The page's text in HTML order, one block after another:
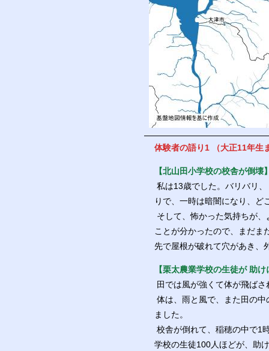
体験者の語り1 （大正11年生
【北山田小学校の校舎が倒壊
私は13歳でした。バリバリ
りで、一時は暗闇になり、ど
そして、怖かった気持ちが
ことが分かったので、まだま
先で屋根が破れて穴があき、
【栗太農業学校の生徒が 助
田では風が強くて体が飛ば
体は、雨と風で、また田の
ました。
校舎が倒れて、稲穂の中で1
学校の生徒100人ほどが、助